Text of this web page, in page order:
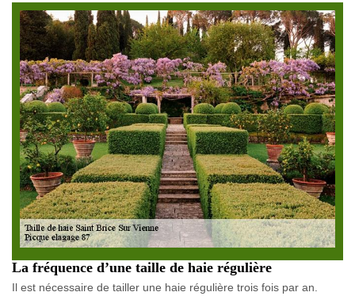
La fréquence d’une taille de haie régulière
Il est nécessaire de tailler une haie régulière trois fois par an.